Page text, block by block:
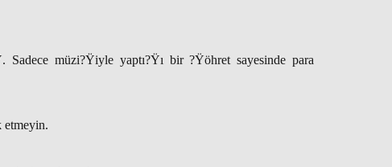
Sadece müzi?Ÿiyle yaptı?Ÿı bir ?Ÿöhret sayesinde para
etmeyin.